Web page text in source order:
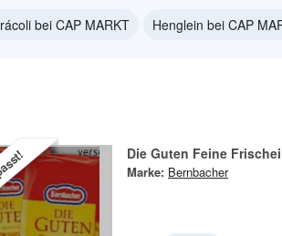
bei CAP MARKT Henglein bei CAP
Die Guten Feine
Marke: Bernbacher